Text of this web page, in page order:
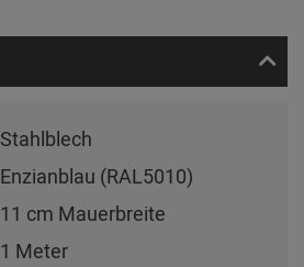
Stahlblech
Enzianblau (RAL5010)
11 cm Mauerbreite
1 Meter